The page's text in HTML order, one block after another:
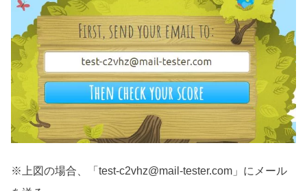
※上図の場合、「test-c2vhz@mail-tester.com」にメール